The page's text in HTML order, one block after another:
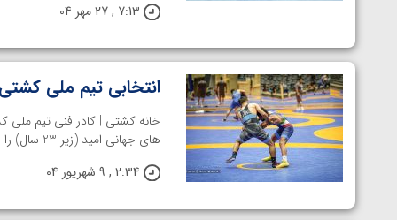
7:13 , 27 مهر 04
انتخابی تیم ملی کشتی فرنگی
خانه کشتی | کادر فنی تیم ملی
های جهانی امید (زیر 23 سال) را اعلام کرد. به ...
2:34 , 9 شهریور 04